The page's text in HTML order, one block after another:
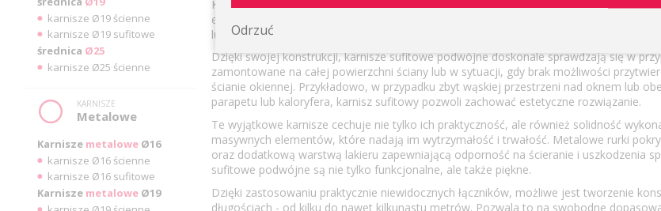
karnisze Ø19 ścienne
karnisze Ø19 sufitowe
średnica Ø25
karnisze Ø25 ścienne
KARNISZE
Metalowe
Karnisze metalowe Ø16
karnisze Ø16 ścienne
karnisze Ø16 sufitowe
Karnisze metalowe Ø19
Karnisze sufitowe podwójne w kolorze satyna to wyrafinowane rozwiązanie dla
elegancji i harmonii w wystroju wnętrz. Idealnie pasują do nowoczesnych aranżacji,
luksusowego charakteru.
Dzięki swojej konstrukcji, karnisze sufitowe podwójne doskonale sprawdzają się w
zamontowane na całej powierzchni ściany lub w sytuacji, gdy brak możliwości
ścianie okiennej. Przykładowo, w przypadku zbyt wąskiej przestrzeni nad oknem lub
parapetu lub kaloryfera, karnisz sufitowy pozwoli zachować estetyczne rozwiązanie.
Te wyjątkowe karnisze cechuje nie tylko ich praktyczność, ale również solidność
masywnych elementów, które nadają im wytrzymałość i trwałość. Metalowe rurki
oraz dodatkową warstwą lakieru zapewniającą odporność na ścieranie i uszkodzenia
sufitowe podwójne są nie tylko funkcjonalne, ale także piękne.
Dzięki zastosowaniu praktycznie niewidocznych łączników, możliwe jest tworzenie
długościach - od kilku do nawet kilkunastu metrów. Pozwala to na swobodne
Odrzuć